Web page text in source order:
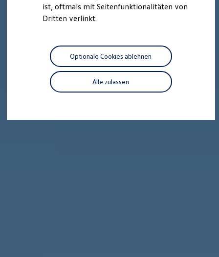
T-Roc Kollektion
Golf Kollektion
R-Kollektion
GTI Kollektion
Fußball Drop
we drive football
#wedriveproud
Besitzer und Service
ist, oftmals mit Seitenfunktionalitäten von
Dritten verlinkt.
Alle zulassen
Optionale Cookies ablehnen